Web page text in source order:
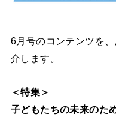
6月号のコンテンツを
介します。
＜特集＞
子どもたちの未来のた